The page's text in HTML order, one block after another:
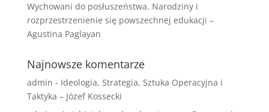
Wychowani do posłuszeństwa. Narodziny i
rozprzestrzenienie się powszechnej edukacji –
Agustina Paglayan
Najnowsze komentarze
admin - Ideologia, Strategia, Sztuka Operacyjna i
Taktyka – Józef Kossecki